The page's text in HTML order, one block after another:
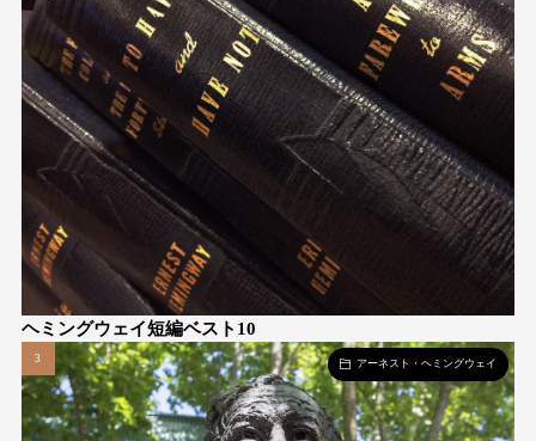
ヘミングウェイ短編ベスト10
アーネスト・ヘミングウェイ